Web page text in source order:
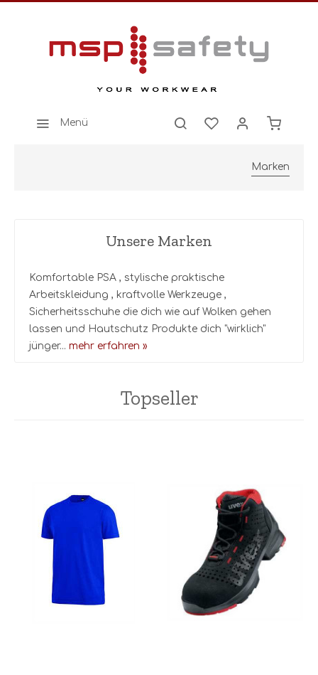
Menü
Marken
Unsere Marken
Komfortable PSA , stylische praktische
Arbeitskleidung , kraftvolle Werkzeuge ,
Sicherheitsschuhe die dich wie auf Wolken gehen
lassen und Hautschutz Produkte dich "wirklich"
jünger... mehr erfahren »
Topseller